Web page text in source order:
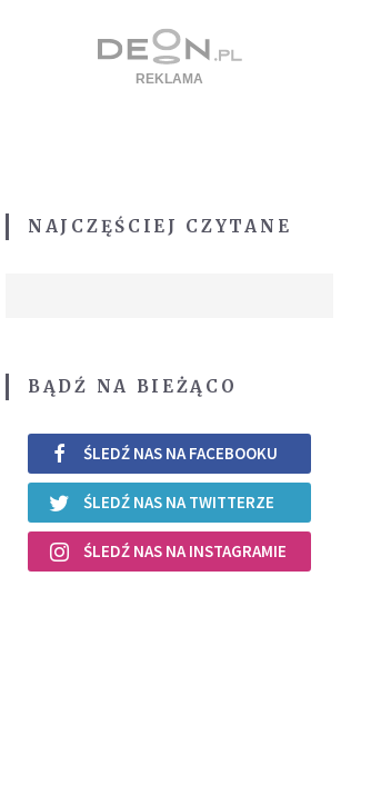
NAJCZĘŚCIEJ CZYTANE
BĄDŹ NA BIEŻĄCO
ŚLEDŹ NAS NA FACEBOOKU
ŚLEDŹ NAS NA TWITTERZE
ŚLEDŹ NAS NA INSTAGRAMIE